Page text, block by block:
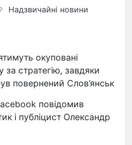
Надзвичайні новини
окуповані
за стратегію, завдяки
повернений Слов’янськ
повідомив
і публіцист Олександр